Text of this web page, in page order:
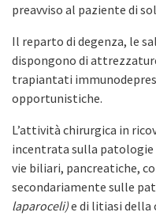
preavviso al paziente di
Il reparto di degenza, le
dispongono di
trapiantati
opportunistiche.
L’attività chirurgica in
incentrata sulla
vie biliari, pancreatiche,
secondariamente sulle
laparoceli)e di litiasi della